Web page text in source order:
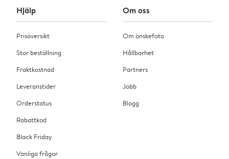
Hjälp
Prisöversikt
Stor beställning
Fraktkostnad
Leveranstider
Orderstatus
Rabattkod
Black Friday
Vanliga frågor
Om oss
Om önskefoto
Hållbarhet
Partners
Jobb
Blogg